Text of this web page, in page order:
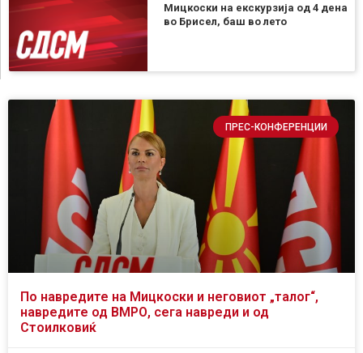
Мицкоски на екскурзија од 4 дена
во Брисел, баш во лето
ПРЕС-КОНФЕРЕНЦИИ
По навредите на Мицкоски и неговиот „талог“,
навредите од ВМРО, сега навреди и од
Стоилковиќ